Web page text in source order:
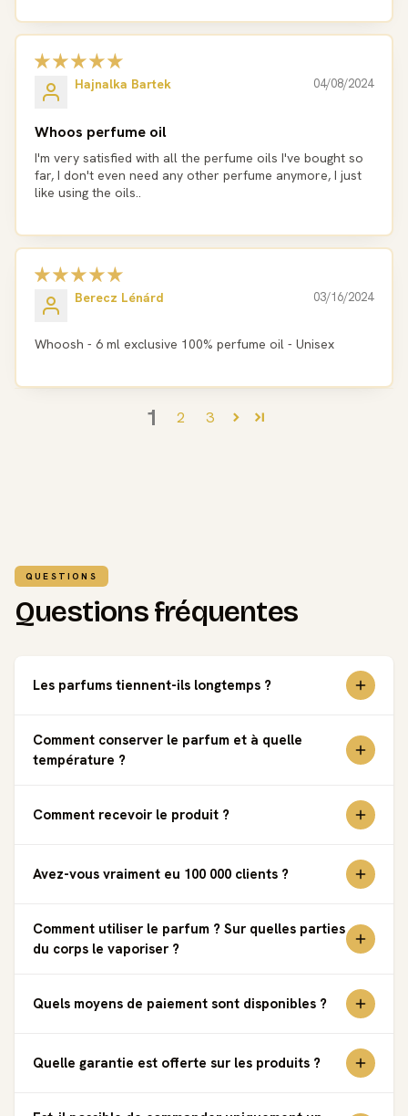
04/08/2024
Hajnalka Bartek
Whoos perfume oil
I'm very satisfied with all the perfume oils I've bought so
far, I don't even need any other perfume anymore, I just
like using the oils..
03/16/2024
Berecz Lénárd
Whoosh - 6 ml exclusive 100% perfume oil - Unisex
1 2 3
QUESTIONS
Questions fréquentes
Les parfums tiennent-ils longtemps ?
Comment conserver le parfum et à quelle
température ?
Comment recevoir le produit ?
Avez-vous vraiment eu 100 000 clients ?
Comment utiliser le parfum ? Sur quelles parties
du corps le vaporiser ?
Quels moyens de paiement sont disponibles ?
Quelle garantie est offerte sur les produits ?